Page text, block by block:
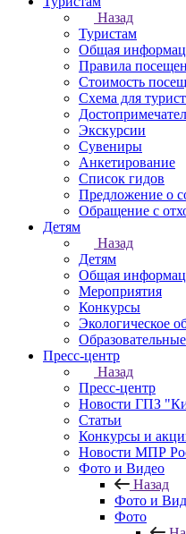
Назад
Туристам
Общая
Правила
Стоимость
Схема для
Экскурсии
Сувениры
Анкетирование
Список гидов
Предложение о
Обращение с
Детям
Назад
Детям
Общая
Мероприятия
Конкурсы
Экологическое
Пресс-центр
Назад
Пресс-центр
Новости ГПЗ
Статьи
Конкурсы и
Новости МПР
Фото и Видео
Назад
Фото и
Фото